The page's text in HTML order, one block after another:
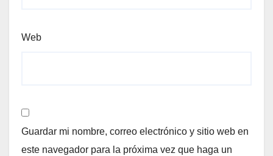
Web
Guardar mi nombre, correo electrónico y sitio web en
este navegador para la próxima vez que haga un